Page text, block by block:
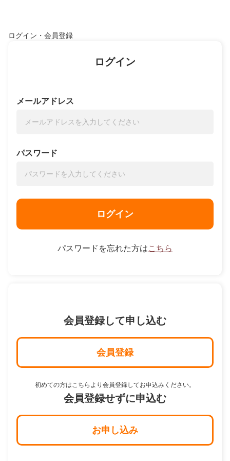
ログイン・会員登録
ログイン
メールアドレス
パスワード
ログイン
パスワードを忘れた方はこちら
会員登録して申し込む
会員登録
初めての方はこちらより会員登録してお申込みください。
会員登録せずに申込む
お申し込み